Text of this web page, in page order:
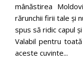
mânăstirea
rărunchii firii tale şi
spus să ridic capul
Valabil pentru
aceste cuvinte...